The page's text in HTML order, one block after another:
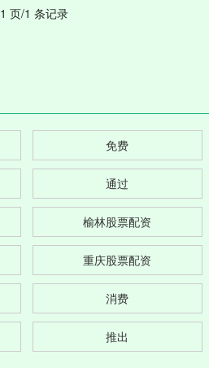
页/1 条记录
免费
通过
榆林股票配资
重庆股票配资
消费
推出